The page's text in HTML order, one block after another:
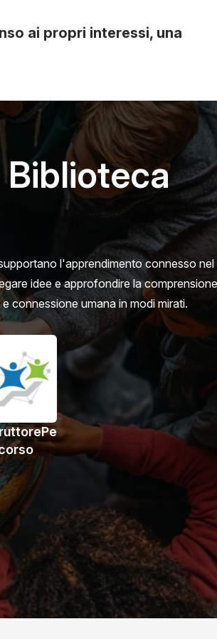
ai propri interessi, una
Biblioteca
l'apprendimento connesso nel
idee e approfondire la
connessione umana in modi mirati.